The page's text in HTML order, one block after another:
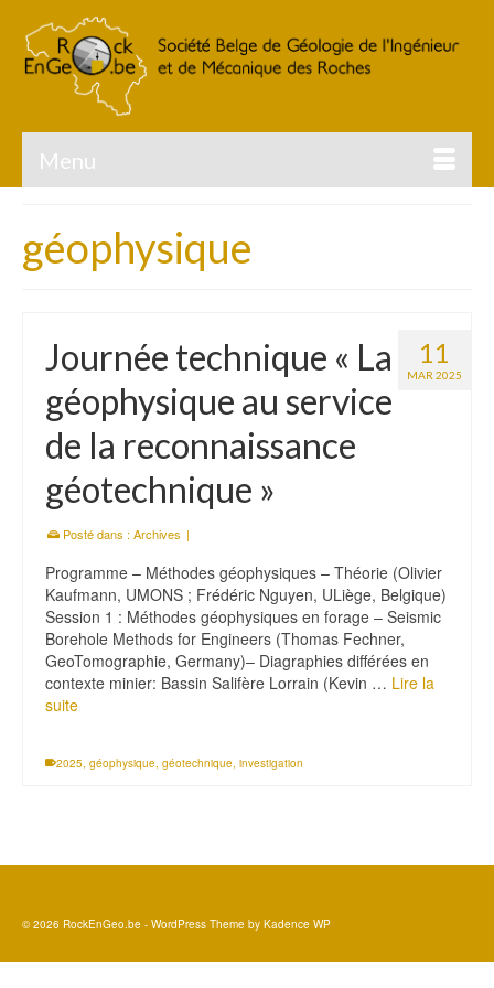
Menu
géophysique
11
MAR 2025
Journée technique « La
géophysique au service
de la reconnaissance
géotechnique »
Posté dans : Archives |
Programme – Méthodes géophysiques – Théorie (Olivier
Kaufmann, UMONS ; Frédéric Nguyen, ULiège, Belgique)
Session 1 : Méthodes géophysiques en forage – Seismic
Borehole Methods for Engineers (Thomas Fechner,
GeoTomographie, Germany)– Diagraphies différées en
contexte minier: Bassin Salifère Lorrain (Kevin … Lire la
suite
2025, géophysique, géotechnique, investigation
© 2026 RockEnGeo.be - WordPress Theme by Kadence WP